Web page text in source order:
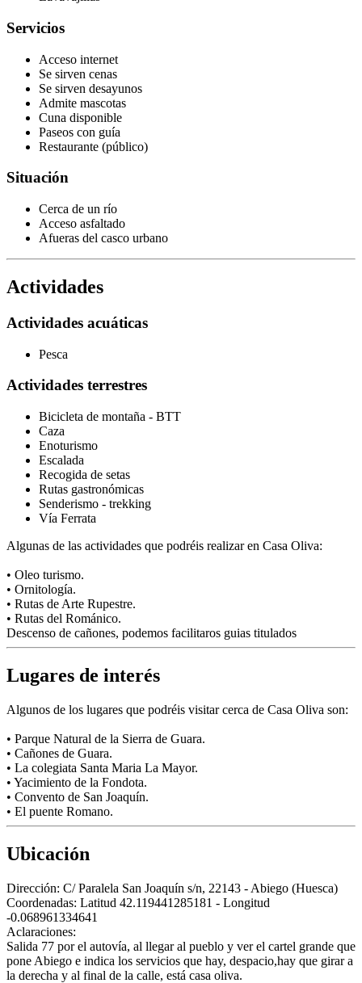
Servicios
Acceso internet
Se sirven cenas
Se sirven desayunos
Admite mascotas
Cuna disponible
Paseos con guía
Restaurante (público)
Situación
Cerca de un río
Acceso asfaltado
Afueras del casco urbano
Actividades
Actividades acuáticas
Pesca
Actividades terrestres
Bicicleta de montaña - BTT
Caza
Enoturismo
Escalada
Recogida de setas
Rutas gastronómicas
Senderismo - trekking
Vía Ferrata
Algunas de las actividades que podréis realizar en Casa Oliva:
• Oleo turismo.
• Ornitología.
• Rutas de Arte Rupestre.
• Rutas del Románico.
Descenso de cañones, podemos facilitaros guias titulados
Lugares de interés
Algunos de los lugares que podréis visitar cerca de Casa Oliva son:
• Parque Natural de la Sierra de Guara.
• Cañones de Guara.
• La colegiata Santa Maria La Mayor.
• Yacimiento de la Fondota.
• Convento de San Joaquín.
• El puente Romano.
Ubicación
Dirección: C/ Paralela San Joaquín s/n, 22143 - Abiego (Huesca)
Coordenadas: Latitud 42.119441285181 - Longitud
-0.068961334641
Aclaraciones:
Salida 77 por el autovía, al llegar al pueblo y ver el cartel grande que
pone Abiego e indica los servicios que hay, despacio,hay que girar a
la derecha y al final de la calle, está casa oliva.